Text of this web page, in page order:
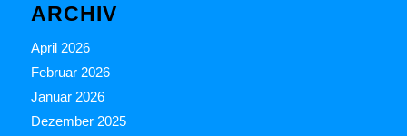
ARCHIV
April 2026
Februar 2026
Januar 2026
Dezember 2025